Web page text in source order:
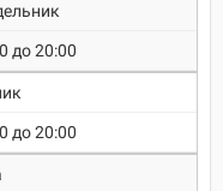
до 20:00
до 20:00